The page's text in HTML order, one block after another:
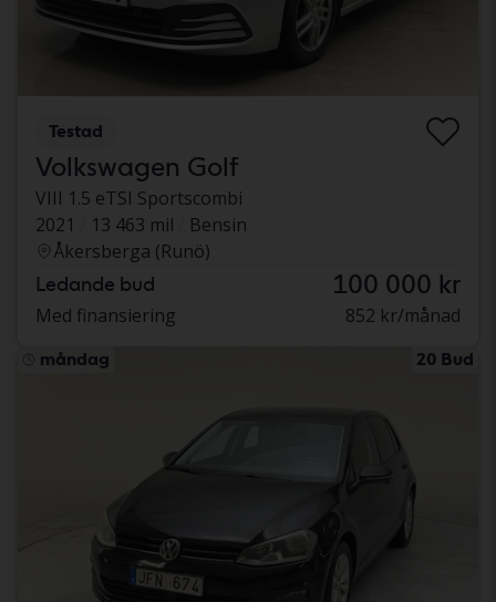
Testad
Volkswagen Golf
VIII 1.5 eTSI Sportscombi
2021
13 463 mil
Bensin
Åkersberga (Runö)
Ledande bud 100 000 kr
Med finansiering 852 kr/månad
måndag 20 Bud